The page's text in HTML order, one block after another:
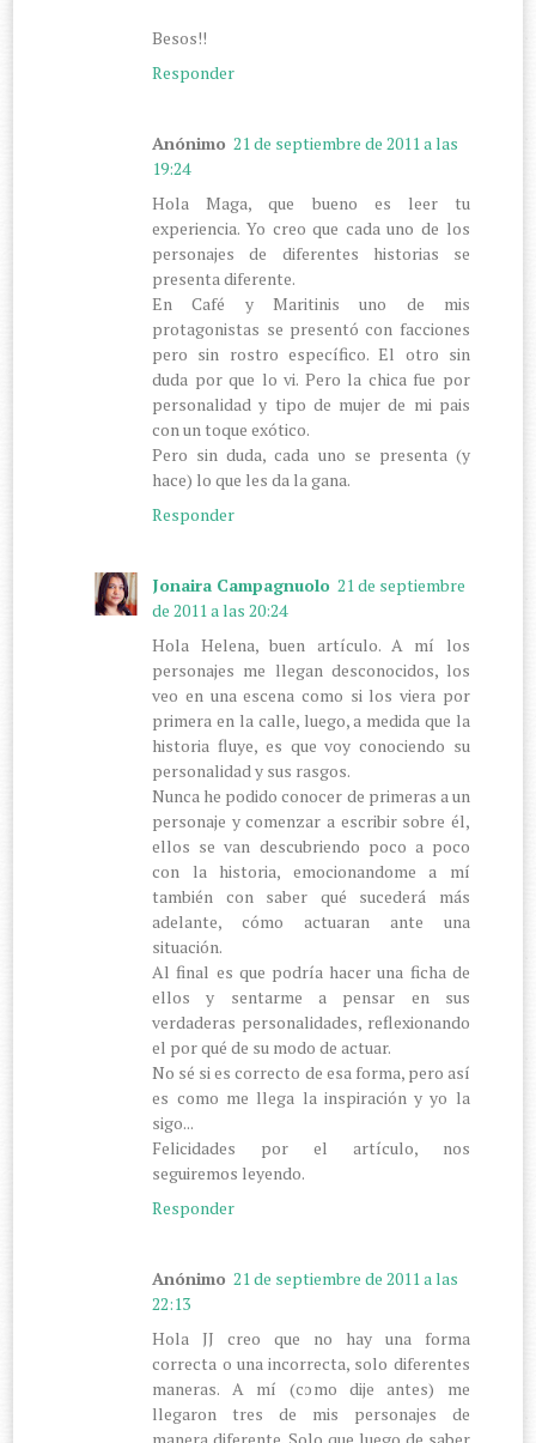
Besos!!
Responder
Anónimo 21 de septiembre de 2011 a las
19:24
Hola Maga, que bueno es leer tu
experiencia. Yo creo que cada uno de los
personajes de diferentes historias se
presenta diferente.
En Café y Maritinis uno de mis
protagonistas se presentó con facciones
pero sin rostro específico. El otro sin
duda por que lo vi. Pero la chica fue por
personalidad y tipo de mujer de mi pais
con un toque exótico.
Pero sin duda, cada uno se presenta (y
hace) lo que les da la gana.
Responder
Jonaira Campagnuolo 21 de septiembre
de 2011 a las 20:24
Hola Helena, buen artículo. A mí los
personajes me llegan desconocidos, los
veo en una escena como si los viera por
primera en la calle, luego, a medida que la
historia fluye, es que voy conociendo su
personalidad y sus rasgos.
Nunca he podido conocer de primeras a un
personaje y comenzar a escribir sobre él,
ellos se van descubriendo poco a poco
con la historia, emocionandome a mí
también con saber qué sucederá más
adelante, cómo actuaran ante una
situación.
Al final es que podría hacer una ficha de
ellos y sentarme a pensar en sus
verdaderas personalidades, reflexionando
el por qué de su modo de actuar.
No sé si es correcto de esa forma, pero así
es como me llega la inspiración y yo la
sigo...
Felicidades por el artículo, nos
seguiremos leyendo.
Responder
Anónimo 21 de septiembre de 2011 a las
22:13
Hola JJ creo que no hay una forma
correcta o una incorrecta, solo diferentes
maneras. A mí (como dije antes) me
llegaron tres de mis personajes de